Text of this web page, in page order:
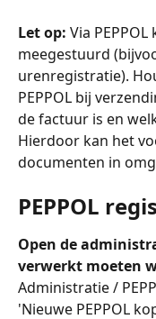
Let op: Via
meegestuurd
urenregistratie).
PEPPOL bij
de ­factuur is en
Hierdoor kan het
documenten in
PEPPOL
Open de
verwerkt moeten
Administratie /
'Nieuwe PEPPOL